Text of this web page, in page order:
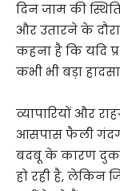
दिन जाम की
और उतारने के
कहना है कि यदि
कभी भी बड़ा
व्यापारियों और
आसपास फैली
बदबू के कारण
हो रही है, लेकिन